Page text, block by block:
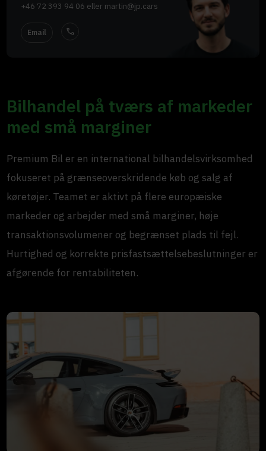
+46 72 393 94 06 eller martin@jp.cars
Email call
Bilhandel på tværs af markeder
med små marginer
Premium Bil er en international bilhandelsvirksomhed
fokuseret på grænseoverskridende køb og salg af
køretøjer. Teamet er aktivt på flere europæiske
markeder og arbejder med små marginer, høje
transaktionsvolumener og begrænset plads til fejl.
Hurtighed og korrekte prisfastsættelsebeslutninger er
afgørende for rentabiliteten.